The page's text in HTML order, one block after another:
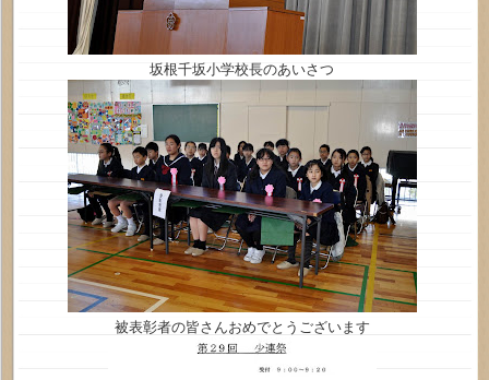
坂根千坂小学校長のあいさつ
被表彰者の皆さんおめでとうございます